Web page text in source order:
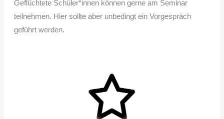
Geflüchtete Schüler*innen können gerne am Seminar
teilnehmen. Hier sollte aber unbedingt ein Vorgespräch
geführt werden.